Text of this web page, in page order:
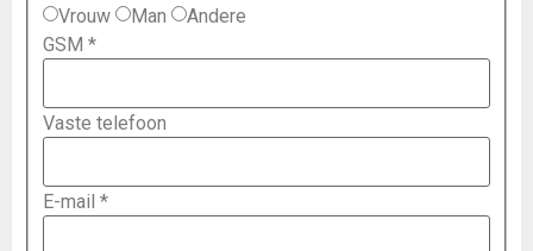
Vrouw
Man
Andere
GSM *
Vaste telefoon
E-mail *